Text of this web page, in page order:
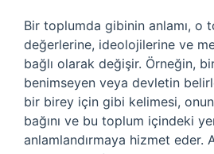
Bir toplumda gibinin anlamı, o
değerlerine, ideolojilerine ve
bağlı olarak değişir. Örneğin,
benimseyen veya devletin
bir birey için gibi kelimesi,
bağını ve bu toplum içindeki
anlamlandırmaya hizmet eder.